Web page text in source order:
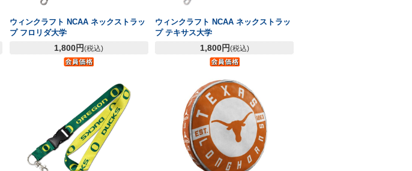
ウィンクラフト NCAA ネックストラッ
プ フロリダ大学
1,800円(税込)
ウィンクラフト NCAA ネックストラッ
プ テキサス大学
1,800円(税込)